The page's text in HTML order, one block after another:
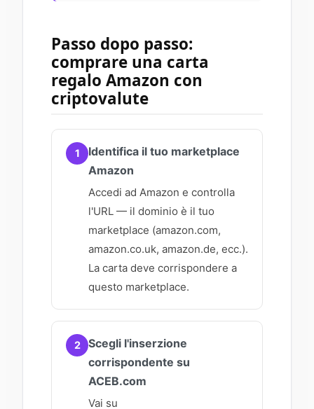
Passo dopo passo:
comprare una carta
regalo Amazon con
criptovalute
1
Identifica il tuo marketplace
Amazon
Accedi ad Amazon e controlla
l'URL — il dominio è il tuo
marketplace (amazon.com,
amazon.co.uk, amazon.de, ecc.).
La carta deve corrispondere a
questo marketplace.
2
Scegli l'inserzione
corrispondente su
ACEB.com
Vai su